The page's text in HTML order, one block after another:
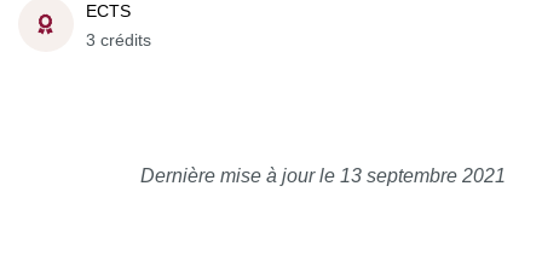
ECTS
3 crédits
Dernière mise à jour le 13 septembre 2021